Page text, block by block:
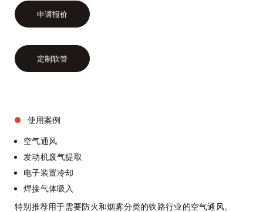
申请报价
定制软管
使用案例
空气通风
发动机废气提取
电子装置冷却
焊接气体吸入
特别推荐用于需要防火和烟雾分类的铁路行业的空气通风。